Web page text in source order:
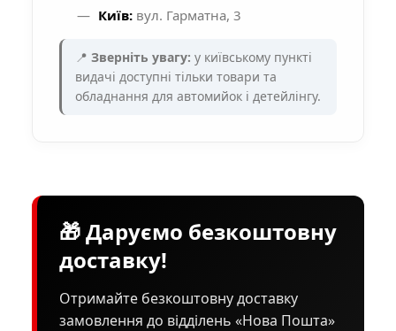
Київ: вул. Гарматна, 3
📍 Зверніть увагу: у київському пункті
видачі доступні тільки товари та
обладнання для автомийок і детейлінгу.
🎁 Даруємо безкоштовну
доставку!
Отримайте безкоштовну доставку
замовлення до відділень «Нова Пошта»